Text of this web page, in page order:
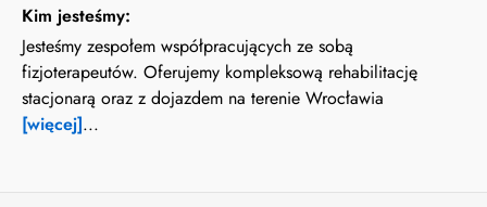
Kim jesteśmy:
Jesteśmy zespołem współpracujących ze sobą
fizjoterapeutów. Oferujemy kompleksową rehabilitację
stacjonarą oraz z dojazdem na terenie Wrocławia
[więcej]...